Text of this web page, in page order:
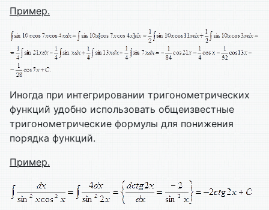
Пример.
Иногда при интегрировании тригонометрических
функций удобно использовать общеизвестные
тригонометрические формулы для понижения
порядка функций.
Пример.